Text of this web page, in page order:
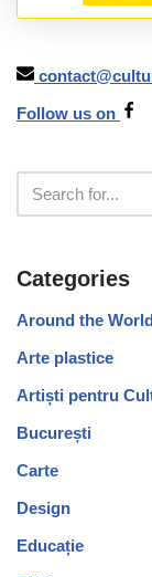
Follow us on
Categories
Around the
Arte plastice
Artiști pentru
București
Carte
Design
Educație